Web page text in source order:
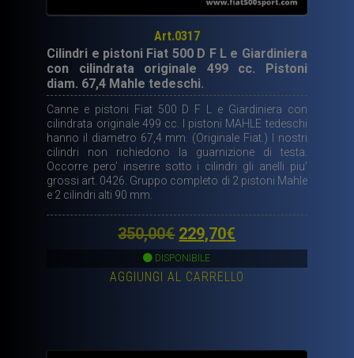
Art.0317
Cilindri e pistoni Fiat 500 D F L e Giardiniera
con cilindrata originale 499 cc. Pistoni
diam. 67,4 Mahle tedeschi.
Canne e pistoni Fiat 500 D F L e Giardiniera con
cilindrata originale 499 cc. I pistoni MAHLE tedeschi
hanno il diametro 67,4 mm. (Originale Fiat.) I nostri
cilindri non richiedono la guarnizione di testa.
Occorre pero’ inserire sotto i cilindri gli anelli piu’
grossi art. 0426. Gruppo completo di 2 pistoni Mahle
e 2 cilindri alti 90 mm.
350,00€ Il
prezzo
originale
229,70€
attuale
DISPONIBILE
AGGIUNGI AL CARRELLO